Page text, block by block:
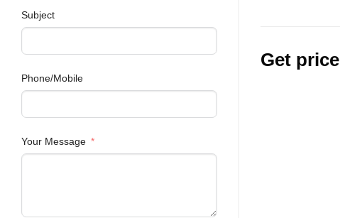
Subject
Phone/Mobile
Your Message
Get price